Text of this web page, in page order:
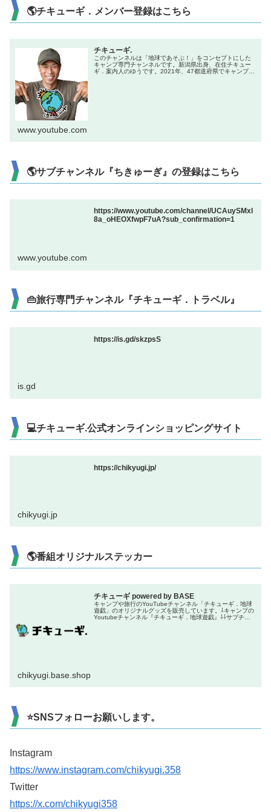
🌎チキューギ．メンバー登録はこちら
チキューギ.
このチャンネルは「地球であそぶ！」をコンセプトにした
キャンプ専門チャンネルです。新潟県出身、在住チキュー
ギ．案内人のゆうです。2021年、47都道府県でキャンプを
www.youtube.com
🌎サブチャンネル『ちきゅーぎ』の登録はこちら
https://www.youtube.com/channel/UCAuySMxl
8a_oHEOXfwpF7uA?sub_confirmation=1
www.youtube.com
👜旅行専門チャンネル『チキューギ．トラベル』
https://is.gd/skzpsS
is.gd
💻チキューギ.公式オンラインショッピングサイト
https://chikyugi.jp/
chikyugi.jp
🌎番組オリジナルステッカー
チキューギ powered by BASE
キャンプや旅行のYouTubeチャンネル「チキューギ．地球
遊戯」のオリジナルグッズを販売しています。⇩キャンプの
Youtubeチャンネル『チキューギ．地球遊戯』⇩⇩サブチャ
chikyugi.base.shop
⭐SNSフォローお願いします。
Instagram
https://www.instagram.com/chikyugi.358
Twitter
https://x.com/chikyugi358